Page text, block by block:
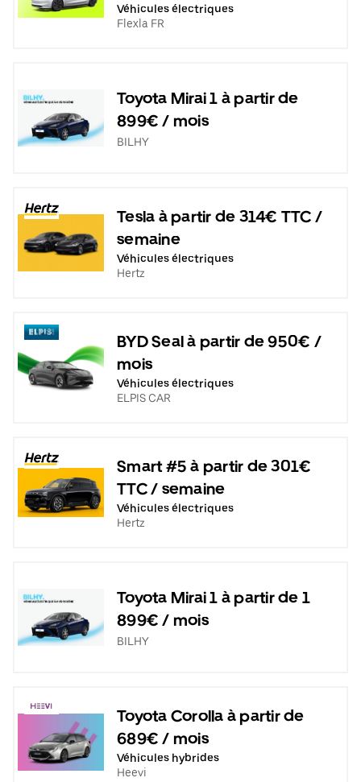
Véhicules électriques
Flexla FR
Toyota Mirai 1 à partir de
899€ / mois
BILHY
Tesla à partir de 314€ TTC /
semaine
Véhicules électriques
Hertz
BYD Seal à partir de 950€ /
mois
Véhicules électriques
ELPIS CAR
Smart #5 à partir de 301€
TTC / semaine
Véhicules électriques
Hertz
Toyota Mirai 1 à partir de 1
899€ / mois
BILHY
Toyota Corolla à partir de
689€ / mois
Véhicules hybrides
Heevi